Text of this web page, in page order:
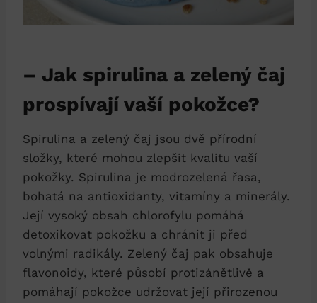
– Jak spirulina a zelený čaj
prospívají vaší pokožce?
Spirulina a zelený čaj jsou dvě přírodní
složky, které mohou zlepšit kvalitu vaší
pokožky. Spirulina je modrozelená řasa,
bohatá na antioxidanty, vitamíny a minerály.
Její vysoký obsah chlorofylu pomáhá
detoxikovat pokožku a chránit ji před
volnými radikály. Zelený čaj pak obsahuje
flavonoidy, které působí protizánětlivě a
pomáhají pokožce udržovat její přirozenou